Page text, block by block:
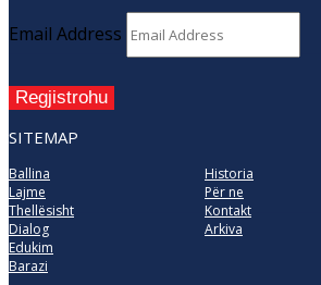
Email Address
Regjistrohu
SITEMAP
Ballina
Lajme
Thellësisht
Dialog
Edukim
Barazi
Historia
Për ne
Kontakt
Arkiva